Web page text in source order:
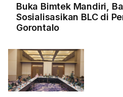
Buka Bimtek Mandiri,
Sosialisasikan BLC di
Gorontalo